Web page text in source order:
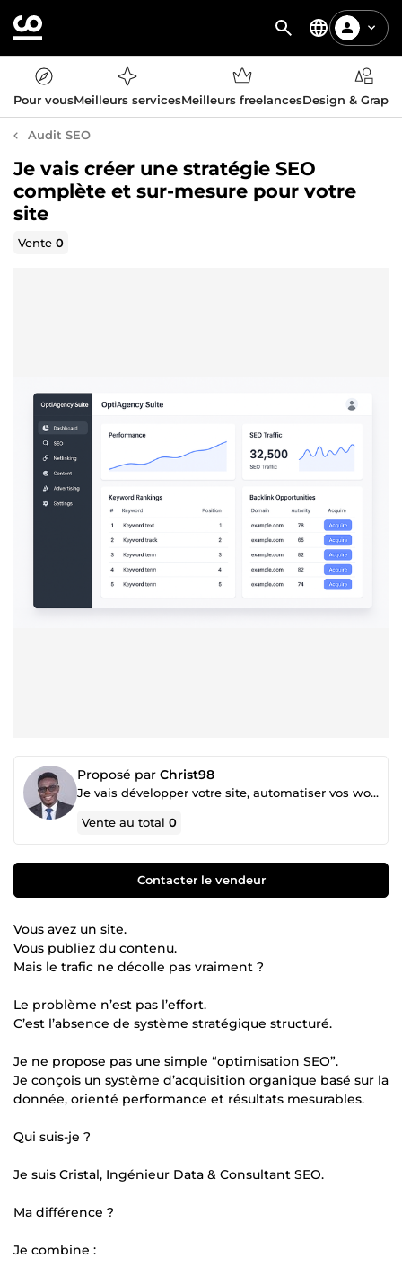
Pour vousMeilleurs servicesMeilleurs freelancesDesign &
Audit SEO
Je vais créer une stratégie SEO
complète et sur-mesure pour votre
site
Vente0
Proposé par Christ98
Je vais développer votre site, automatiser vos workflows et booster votre SEO & data
Vente au total0
Contacter le vendeur
Vous avez un site.
Vous publiez du contenu.
Mais le trafic ne décolle pas vraiment ?
Le problème n’est pas l’effort.
C’est l’absence de système stratégique structuré.
Je ne propose pas une simple “optimisation SEO”.
Je conçois un système d’acquisition organique basé sur la
donnée, orienté performance et résultats mesurables.
Qui suis-je ?
Je suis Cristal, Ingénieur Data & Consultant SEO.
Ma différence ?
Je combine :